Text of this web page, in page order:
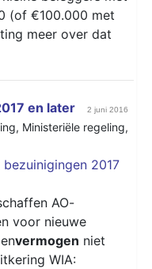
(of €100.000 met
meer over dat
en later 2 juni 2016
, Ministeriële regeling,
2017
AO-
voor nieuwe
vermogen niet
WIA: